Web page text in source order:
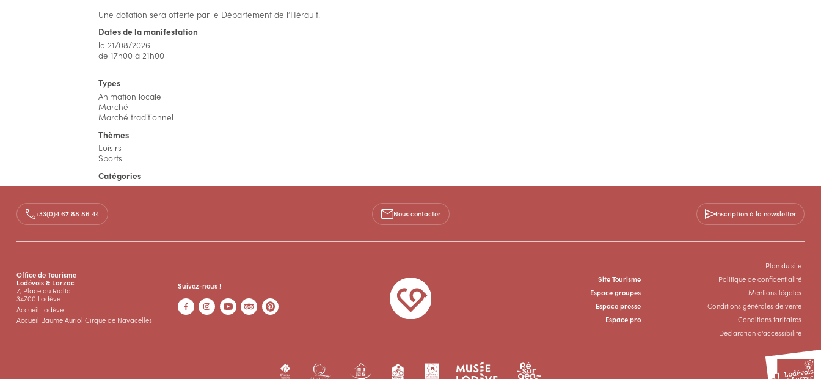
Une dotation sera offerte par le Département de l’Hérault.
Dates de la manifestation
le 21/08/2026
de 17h00 à 21h00
Types
Animation locale
Marché
Marché traditionnel
Thèmes
Loisirs
Sports
Catégories
Sports et loisirs
Informations complémentaires
Entrée libre : oui
Médias
Programme Tournée Hérault Vacances 2026
+33(0)4 67 88 86 44 Nous contacter Inscription à la newsletter
Office de Tourisme
Lodévois & Larzac
7, Place du Rialto
34700 Lodève
Accueil Lodève
Accueil Baume Auriol Cirque de Navacelles
Suivez-nous !
Site Tourisme
Espace groupes
Espace presse
Espace pro
Plan du site
Politique de confidentialité
Mentions légales
Conditions générales de vente
Conditions tarifaires
Déclaration d'accessibilité